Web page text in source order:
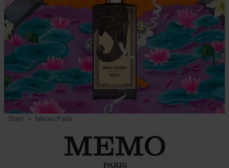
Start Memo Paris
Memo
Paris